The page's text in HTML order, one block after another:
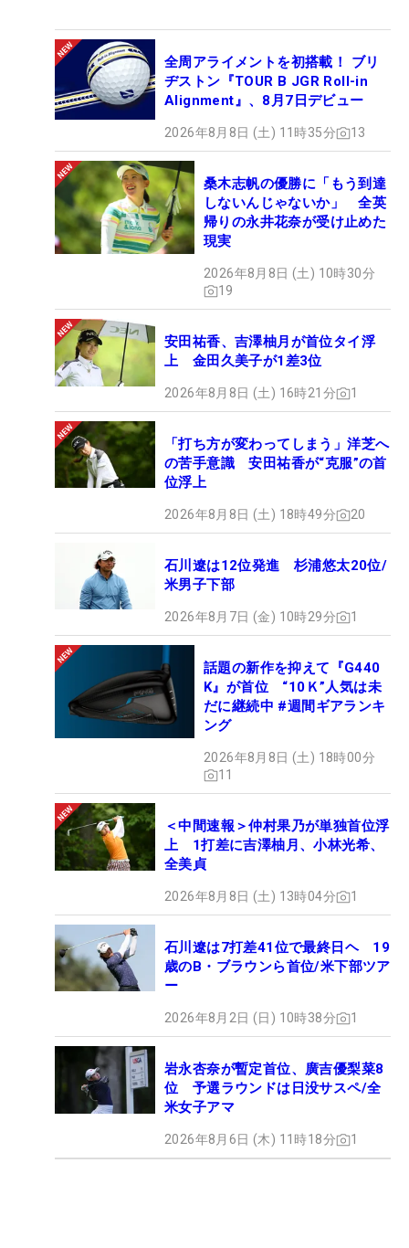
全周アライメントを初搭載！ ブリ
ヂストン『TOUR B JGR Roll-in
Alignment』、8月7日デビュー
2026年8月8日 (土) 11時35分 13
桑木志帆の優勝に「もう到達
しないんじゃないか」 全英
帰りの永井花奈が受け止めた
現実
2026年8月8日 (土) 10時30分
19
安田祐香、吉澤柚月が首位タイ浮
上 金田久美子が1差3位
2026年8月8日 (土) 16時21分 1
「打ち方が変わってしまう」洋芝へ
の苦手意識 安田祐香が“克服”の首
位浮上
2026年8月8日 (土) 18時49分 20
石川遼は12位発進 杉浦悠太20位/
米男子下部
2026年8月7日 (金) 10時29分 1
話題の新作を抑えて『G440
K』が首位 “10Ｋ”人気は未
だに継続中 #週間ギアランキ
ング
2026年8月8日 (土) 18時00分
11
＜中間速報＞仲村果乃が単独首位浮
上 1打差に吉澤柚月、小林光希、
全美貞
2026年8月8日 (土) 13時04分 1
石川遼は7打差41位で最終日ヘ 19
歳のB・ブラウンら首位/米下部ツア
ー
2026年8月2日 (日) 10時38分 1
岩永杏奈が暫定首位、廣吉優梨菜8
位 予選ラウンドは日没サスペ/全
米女子アマ
2026年8月6日 (木) 11時18分 1